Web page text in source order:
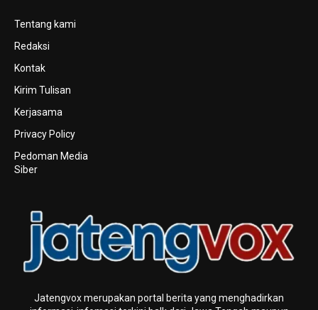
Tentang kami
Redaksi
Kontak
Kirim Tulisan
Kerjasama
Privacy Policy
Pedoman Media
Siber
Jatengvox merupakan portal berita yang menghadirkan